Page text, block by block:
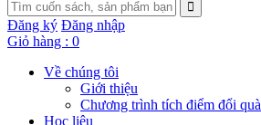
Đăng ký Đăng nhập
Giỏ hàng : 0
Về chúng tôi
Giới thiệu
Chương trình tích điểm đổi quà
Học liệu